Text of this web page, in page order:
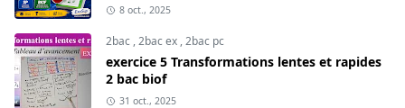
8 oct., 2025
2bac ,2bac ex ,2bac pc
exercice 5 Transformations lentes et rapides
2 bac biof
31 oct., 2025